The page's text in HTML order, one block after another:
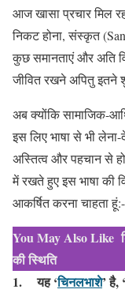
आज खासा प्रचार मिल
निकट होना, संस्कृत
कुछ समानताएं और अति
जीवित रखने अपितु इतने
अब क्योंकि सामाजिक-
इस लिए भाषा से भी
अस्तित्व और पहचान से
में रखते हुए इस भाषा की
आकर्षित करना चाहता हूं:-
You May Also Like
की स्थिति
1. यह ‘चिनलभाशे’ है,